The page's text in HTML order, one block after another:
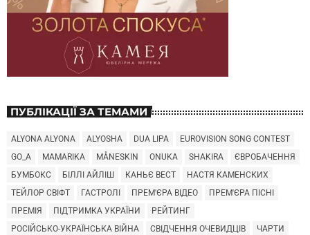
ПУБЛІКАЦІЇ ЗА ТЕМАМИ
ALYONA ALYONA ALYOSHA DUA LIPA
EUROVISION SONG CONTEST
GO_A
MAMARIKA MÅNESKIN ONUKA SHAKIRA
ЄВРОБАЧЕННЯ
БУМБОКС
БІЛЛІ АЙЛІШ КАНЬЄ ВЕСТ
НАСТЯ КАМЕНСКИХ
ТЕЙЛОР СВІФТ
ГАСТРОЛІ ПРЕМ'ЄРА ВІДЕО
ПРЕМ'ЄРА ПІСНІ
ПРЕМІЯ
ПІДТРИМКА УКРАЇНИ
РЕЙТИНГ
РОСІЙСЬКО-УКРАЇНСЬКА ВІЙНА
СВІДЧЕННЯ ОЧЕВИДЦІВ
ЧАРТИ